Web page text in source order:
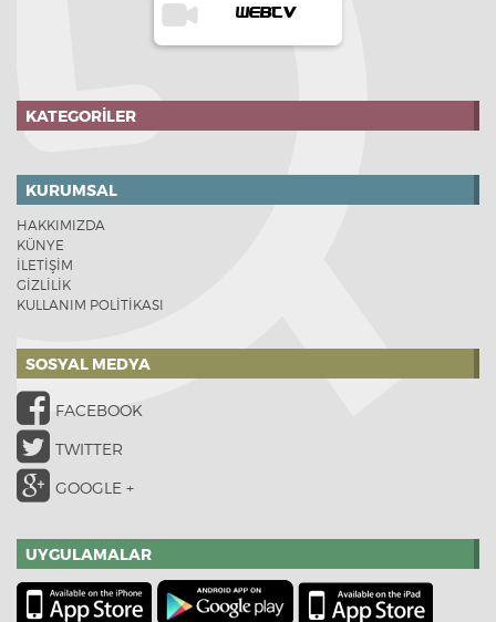
WEBTV
KATEGORILER
KURUMSAL
HAKKIMIZDA
KÜNYE
İLETİŞİM
GİZLİLİK
KULLANIM POLİTİKASI
SOSYAL MEDYA
FACEBOOK
TWITTER
GOOGLE +
UYGULAMALAR